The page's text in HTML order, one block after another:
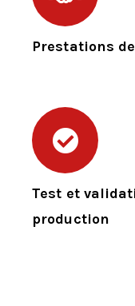
Prestations
Test et
production